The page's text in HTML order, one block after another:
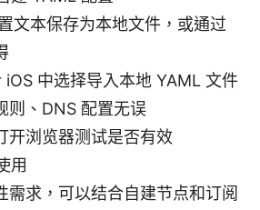
文本保存为本地文件，或通过
中选择导入本地 YAML 文件
则、DNS 配置无误
开浏览器测试是否有效
用
需求，可以结合自建节点和订阅